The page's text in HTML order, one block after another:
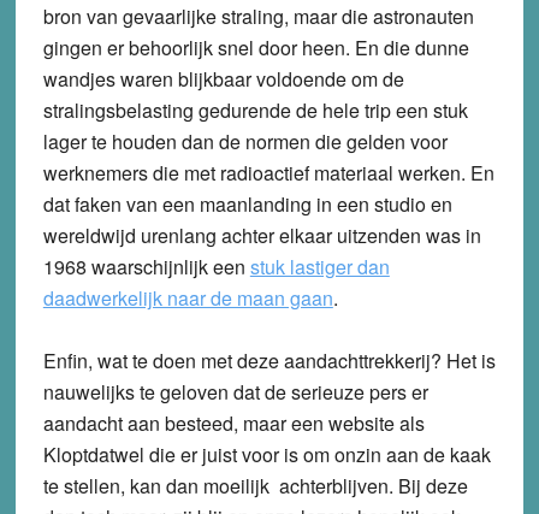
bron van gevaarlijke straling, maar die astronauten
gingen er behoorlijk snel door heen. En die dunne
wandjes waren blijkbaar voldoende om de
stralingsbelasting gedurende de hele trip een stuk
lager te houden dan de normen die gelden voor
werknemers die met radioactief materiaal werken. En
dat faken van een maanlanding in een studio en
wereldwijd urenlang achter elkaar uitzenden was in
1968 waarschijnlijk een stuk lastiger dan
daadwerkelijk naar de maan gaan.
Enfin, wat te doen met deze aandachttrekkerij? Het is
nauwelijks te geloven dat de serieuze pers er
aandacht aan besteed, maar een website als
Kloptdatwel die er juist voor is om onzin aan de kaak
te stellen, kan dan moeilijk achterblijven. Bij deze